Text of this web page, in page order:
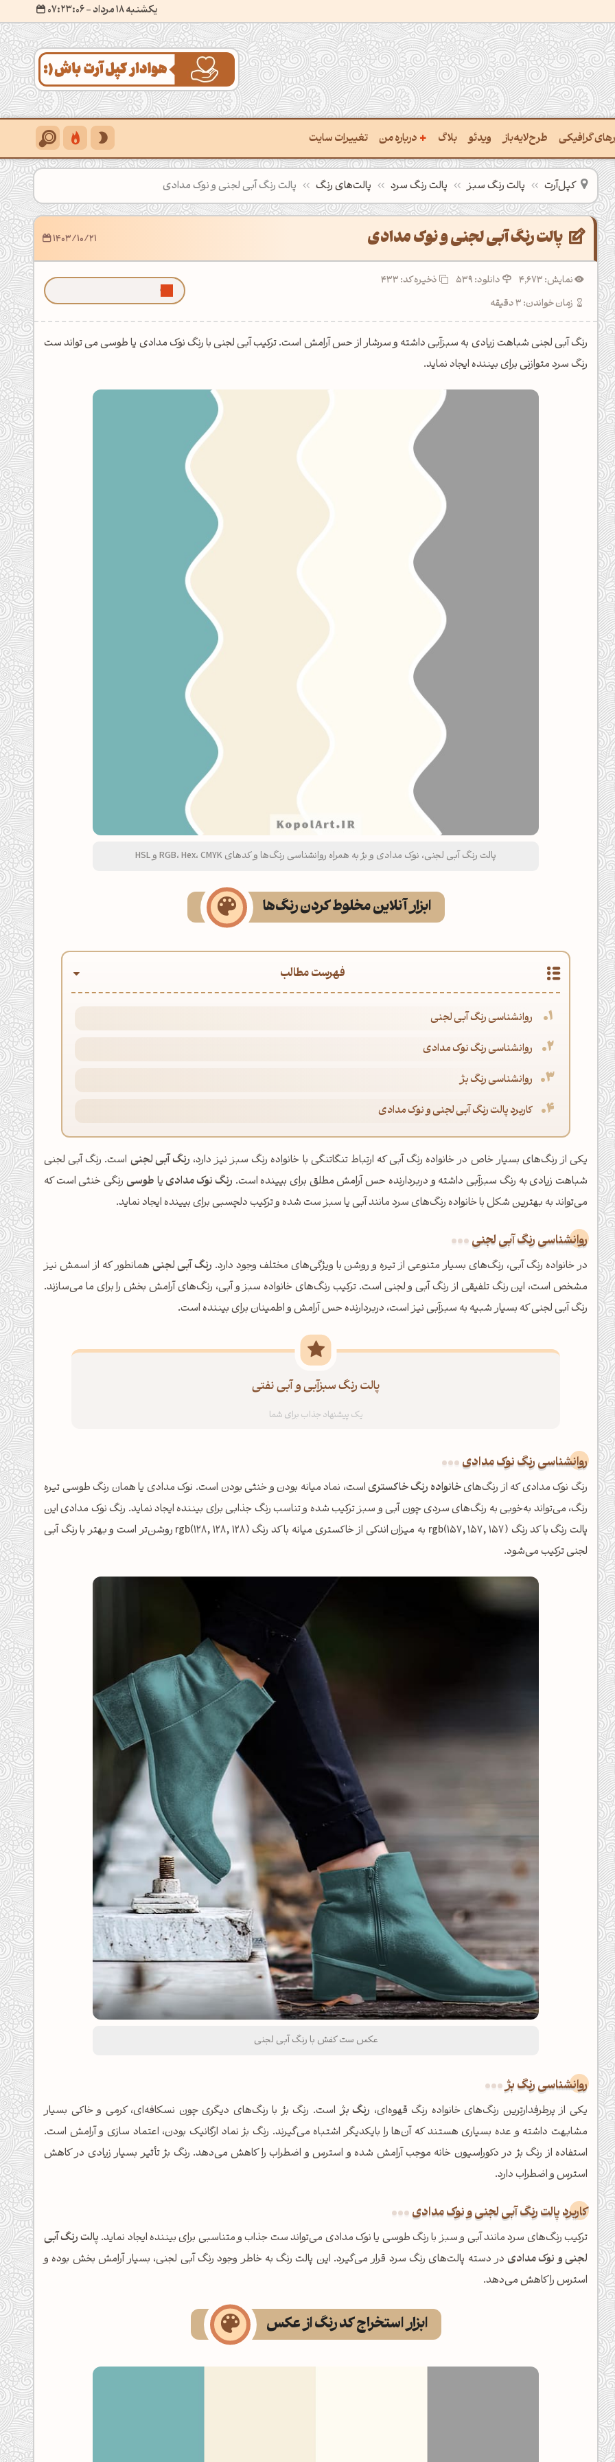
یکشنبه 18 مرداد - ۰۷:۲۳:۰۸
گرافیکی
پالت از تصویر
رنگ‌ها باهم
یافتن نام رنگ با کد Hex
استخراج کد رنگ از عکس
ساخت پالت رنگ با هوش‌مصنوعی
کدهای رنگ
یافتن رنگ مکمل
مشاهده تمام ابزارها
طرح‌لایه‌باز ویدئو بلاگ + درباره من
سفارش پروژه
تماس با ‌من
سوالات متداول‌‌
تغییرات سایت
کپل‌آرت پالت‌های رنگ پالت رنگ سرد پالت رنگ سبز پالت رنگ آبی لجنی و نوک مدادی
پالت رنگ آبی لجنی و نوک مدادی 1403/10/21
نمایش: 4,673 دانلود: 539
ذخیره کد: 433
زمان خواندن: 3 دقیقه
ما رو توی گوگل بیشتر ببین!
رنگ آبی لجنی شباهت زیادی به سبزآبی داشته و سرشار از حس آرامش است. ترکیب آبی لجنی با رنگ نوک مدادی یا طوسی می تواند ست
رنگ سرد متوازنی برای بیننده ایجاد نماید.
پالت رنگ آبی لجنی، نوک مدادی و بژ به همراه روانشناسی رنگ‌ها و کدهای RGB، Hex، CMYK و HSL
ابزار آنلاین مخلوط کردن رنگ‌ها
فهرست مطالب
روانشناسی رنگ آبی لجنی
روانشناسی رنگ نوک مدادی
روانشناسی رنگ بژ
کاربرد پالت رنگ آبی لجنی و نوک مدادی
یکی از رنگ‌های بسیار خاص در خانواده رنگ آبی که ارتباط تنگاتنگی با خانواده رنگ سبز نیز دارد، رنگ آبی لجنی است. رنگ آبی لجنی
شباهت زیادی به رنگ سبزآبی داشته و دربردارنده حس آرامش مطلق برای بیینده است. رنگ نوک مدادییاطوسیرنگی خنثی است که
می‌تواند به بهترین شکل با خانواده رنگ‌های سرد مانند آبی یا سبز ست شده و ترکیب دلچسبی برای بیینده ایجاد نماید.
روانشناسی رنگ آبی لجنی
در خانواده رنگ آبی، رنگ‌های بسیار متنوعی از تیره و روشن با ویژگی‌های مختلف وجود دارد. رنگ آبی لجنیهمانطور که از اسمش نیز
مشخص است، این رنگ تلفیقی از رنگ آبی و لجنی است. ترکیب رنگ‌های خانواده سبز و آبی، رنگ‌های آرامش بخش را برای ما می‌سازند.
رنگ آبی لجنی که بسیار شبیه به سبزآبی نیز است، دربردارنده حس آرامش و اطمینان برای بیننده است.
پالت رنگ سبزآبی و آبی نفتی
روانشناسی رنگ نوک مدادی
رنگ نوک مدادی که از رنگ‌هایخانواده رنگ خاکستریاست، نماد میانه بودن و خنثی بودن است. نوک مدادی یا همان رنگ طوسی تیره
رنگ، می‌تواند به‌خوبی به رنگ‌های سردی چون آبی و سبز ترکیب شده و تناسب رنگ جذابی برای بیننده ایجاد نماید. رنگ نوک مدادی این
پالت رنگ با کد رنگ rgb(157, 157, 157) به میزان اندکی از خاکستری میانه با کد رنگ rgb(128, 128, 128) روشن‌تر است و بهتر با رنگ آبی
لجنی ترکیب می‌شود.
عکس ست کفش با رنگ آبی لجنی
روانشناسی رنگ بژ
یکی از پرطرفدارترین رنگ‌های خانواده رنگ قهوه‌ای، رنگ بژاست. رنگ بژ با رنگ‌های دیگری چون نسکافه‌ای، کرمی و خاکی بسیار
مشابهت داشته و عده بسیاری هستند که آن‌ها را بایکدیگر اشتباه می‌گیرند. رنگ بژ نماد ارگانیک بودن، اعتماد سازی و آرامش است.
استفاده از رنگ بژ در دکوراسیون خانه موجب آرامش شده و استرس و اضطراب را کاهش می‌دهد. رنگ بژ تأثیر بسیار زیادی در کاهش
استرس و اضطراب دارد.
کاربرد پالت رنگ آبی لجنی و نوک مدادی
ترکیب رنگ‌های سرد مانند آبی و سبز با رنگ طوسی یا نوک مدادی می‌تواند ست جذاب و متناسبی برای بیننده ایجاد نماید.پالت رنگ آبی
لجنی و نوک مدادیدر دسته پالت‌های رنگ سرد قرار می‌گیرد. این پالت رنگ به خاطر وجود رنگ آبی لجنی، بسیار آرامش بخش بوده و
استرس را کاهش می‌دهد.
ابزار استخراج کد رنگ از عکس
صبحت بخیر❤️
کپل‌آرت رو دنبال کن!
کانال تلگرام اینستاگرام
کانال ایــتا